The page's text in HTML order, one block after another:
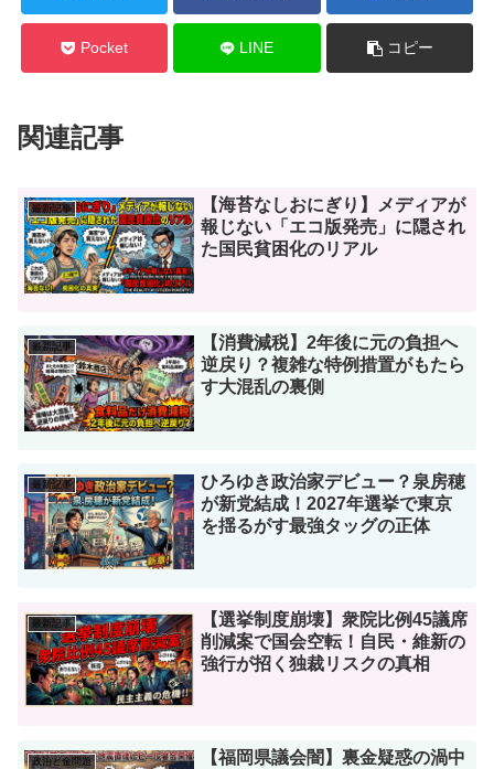
Pocket LINE コピー
関連記事
最新記事
【海苔なしおにぎり】メディアが
報じない「エコ版発売」に隠され
た国民貧困化のリアル
最新記事
【消費減税】2年後に元の負担へ
逆戻り？複雑な特例措置がもたら
す大混乱の裏側
最新記事
ひろゆき政治家デビュー？泉房穂
が新党結成！2027年選挙で東京
を揺るがす最強タッグの正体
最新記事
【選挙制度崩壊】衆院比例45議席
削減案で国会空転！自民・維新の
強行が招く独裁リスクの真相
政治と金問題
【福岡県議会闇】裏金疑惑の渦中